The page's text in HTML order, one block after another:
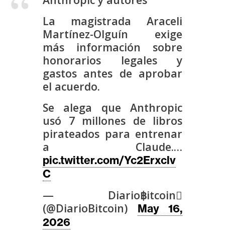
m
La magistrada Araceli
Martínez-Olguín exige
más información sobre
honorarios legales y
gastos antes de aprobar
el acuerdo.
Se alega que Anthropic
usó 7 millones de libros
pirateados para entrenar
a Claude.…
pic.twitter.com/Yc2Erxclv
C
— Diario฿itcoin
(@DiarioBitcoin) May 16,
2026